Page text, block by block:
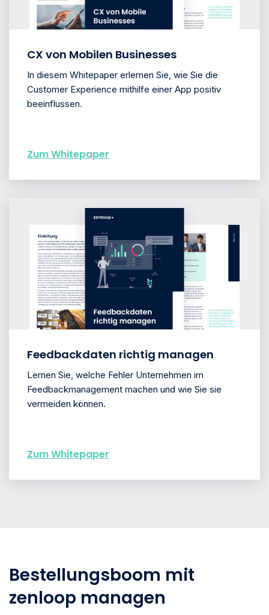
CX von Mobilen Businesses
In diesem Whitepaper erlernen Sie, wie Sie die
Customer Experience mithilfe einer App positiv
beeinflussen.
Zum Whitepaper
Feedbackdaten richtig managen
Lernen Sie, welche Fehler Unternehmen im
Feedbackmanagement machen und wie Sie sie
vermeiden können.
Zum Whitepaper
Bestellungsboom mit
zenloop managen